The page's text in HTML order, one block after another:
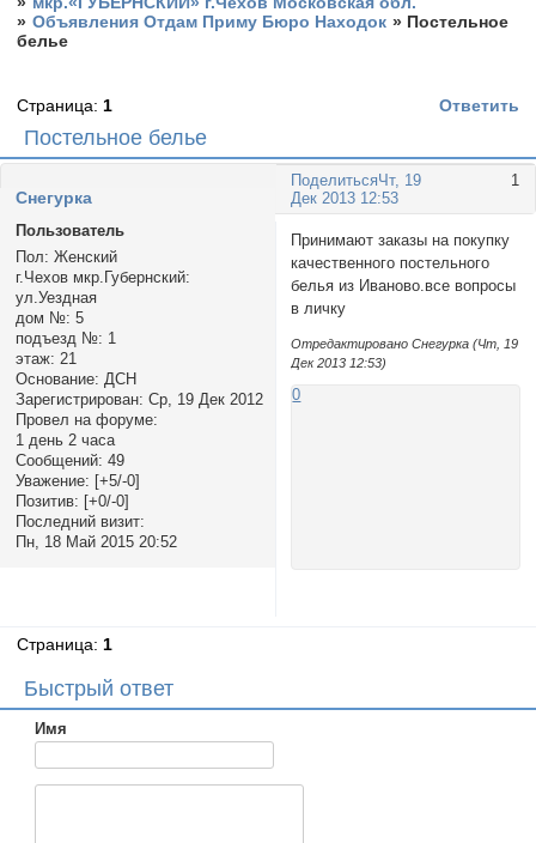
» Объявления Отдам Приму Бюро Находок » Постельное
белье
Постельное белье
Страница: 1 Ответить
Поделиться 1
Чт, 19
Дек 2013 12:53
Снегурка
Пользователь
Пол: Женский
г.Чехов мкр.Губернский:
ул.Уездная
дом №: 5
подъезд №: 1
этаж: 21
Основание: ДСН
Зарегистрирован: Ср, 19 Дек 2012
Провел на форуме:
1 день 2 часа
Сообщений: 49
Уважение: [+5/-0]
Позитив: [+0/-0]
Последний визит:
Пн, 18 Май 2015 20:52
Принимают заказы на покупку
качественного постельного
белья из Иваново.все вопросы
в личку
Отредактировано Снегурка (Чт, 19
Дек 2013 12:53)
0
Страница: 1
Быстрый ответ
Имя